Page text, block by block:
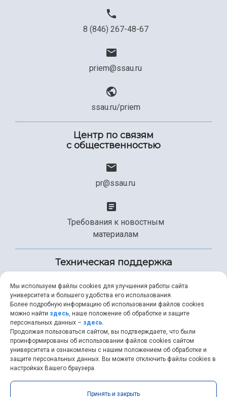
8 (846) 267-48-67
priem@ssau.ru
ssau.ru/priem
Центр по связям
с общественностью
pr@ssau.ru
Требования к новостным
материалам
Техническая поддержка
+7 (846) 267-49-99
help@ssau.ru
Самарский университет © 2026 |ssau.ru
Мы используем файлы cookies для улучшения работы сайта
университета и большего удобства его использования.
Более подробную информацию об использовании файлов cookies
можно найти здесь, наше положение об обработке и защите
персональных данных – здесь.
Продолжая пользоваться сайтом, вы подтверждаете, что были
проинформированы об использовании файлов cookies сайтом
университета и ознакомлены с нашим положением об обработке и
защите персональных данных. Вы можете отключить файлы cookies в
настройках Вашего браузера.
Принять и закрыть